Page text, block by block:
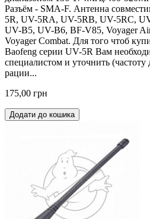
Разъём - SMA-F. Антенна
5R, UV-5RA, UV-5RB, UV-5RC,
UV-B5, UV-В6, BF-V85, Voyager
Voyager Combat. Для того чтоб
Baofeng серии UV-5R Вам
специалистом и уточнить
рации...
175,00 грн
Додати до кошика